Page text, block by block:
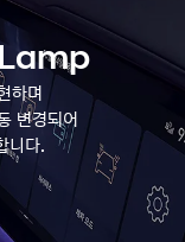
하며
변경되어
니다.